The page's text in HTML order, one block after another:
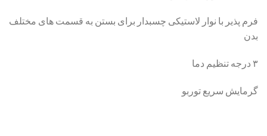
فرم پذیر با نوار لاستیکی چسبدار برای بستن به قسمت های مختلف
بدن
۳ درجه تنظیم دما
گرمایش سریع توربو